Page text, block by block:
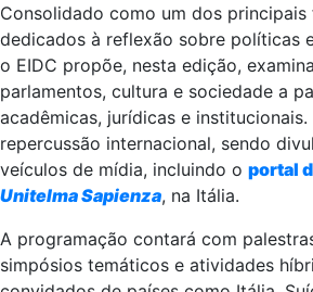
Consolidado como um dos
dedicados à reflexão sobre políticas
o EIDC propõe, nesta edição,
parlamentos, cultura e sociedade a
acadêmicas, jurídicas e
repercussão internacional, sendo
veículos de mídia, incluindo o portal
Unitelma Sapienza, na Itália.
A programação contará com
simpósios temáticos e atividades